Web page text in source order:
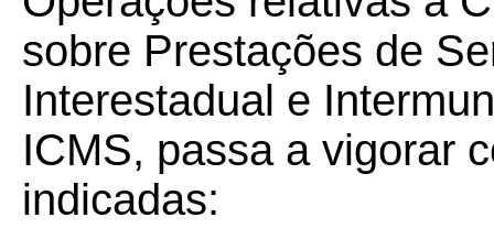
sobre Prestações de
Interestadual e
ICMS, passa a vigorar
indicadas: